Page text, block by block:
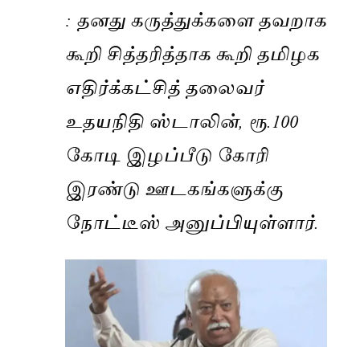
: தனது கருத்துக்களை தவறாக
கூறி சித்தரித்தாக கூறி தமிழக
எதிர்க்கட்சித் தலைவர்
உதயநிதி ஸ்டாலின், ரூ.100
கோடி இழப்பீடு கோரி
இரண்டு ஊடகங்களுக்கு
நோட்டீஸ் அனுப்பியுள்ளார்.